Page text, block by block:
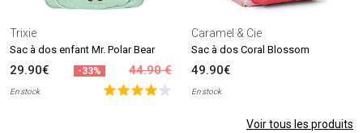
Trixie
Sac à dos enfant Mr. Polar Bear
29.90€ -33% 44.90 €
En stock
Caramel & Cie
Sac à dos Coral Blossom
49.90€
En stock
Voir tous les produits